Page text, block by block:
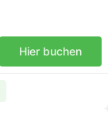
Hier buchen